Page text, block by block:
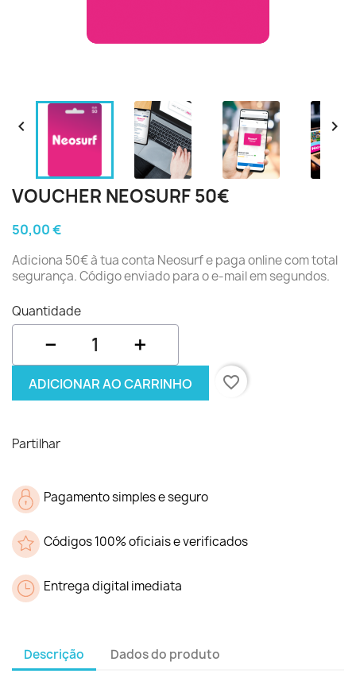
 
VOUCHER NEOSURF 50€
50,00 €
Adiciona 50€ à tua conta Neosurf e paga online com total
segurança. Código enviado para o e-mail em segundos.
Quantidade
− +
ADICIONAR AO CARRINHO favorite_border
Partilhar
Pagamento simples e seguro
Códigos 100% oficiais e verificados
Entrega digital imediata
Descrição Dados do produto